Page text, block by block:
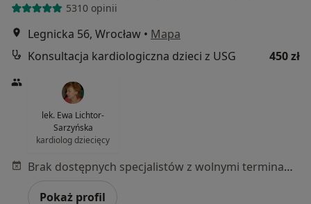
5310 opinii
Legnicka 56, Wrocław • Mapa
Konsultacja kardiologiczna dzieci z USG
450 zł
lek. Ewa Lichtor-
Sarzyńska
kardiolog dziecięcy
Brak dostępnych specjalistów z wolnymi terminami w tym centrum medycznym.
Pokaż profil